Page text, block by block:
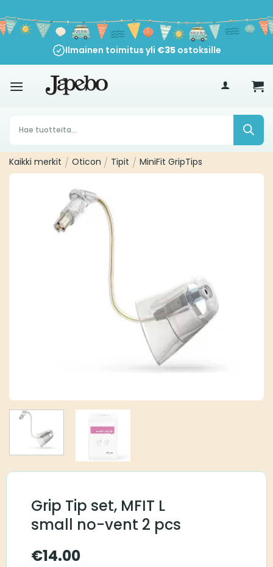
sisältöön
Ilmainen toimitus yli €35ostoksille
Products
search
Kaikki merkit / Oticon / Tipit / MiniFit GripTips
Grip Tip set, MFIT L
small no-vent 2 pcs
€14.00